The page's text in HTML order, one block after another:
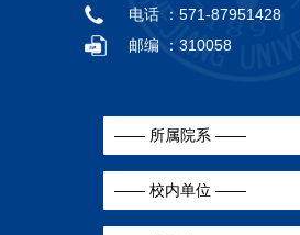
电话 ： 571-87951428
邮编 ： 310058
—— 所属院系 ——
—— 校内单位 ——